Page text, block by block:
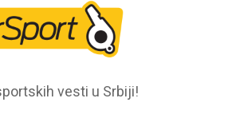
vesti u Srbiji!